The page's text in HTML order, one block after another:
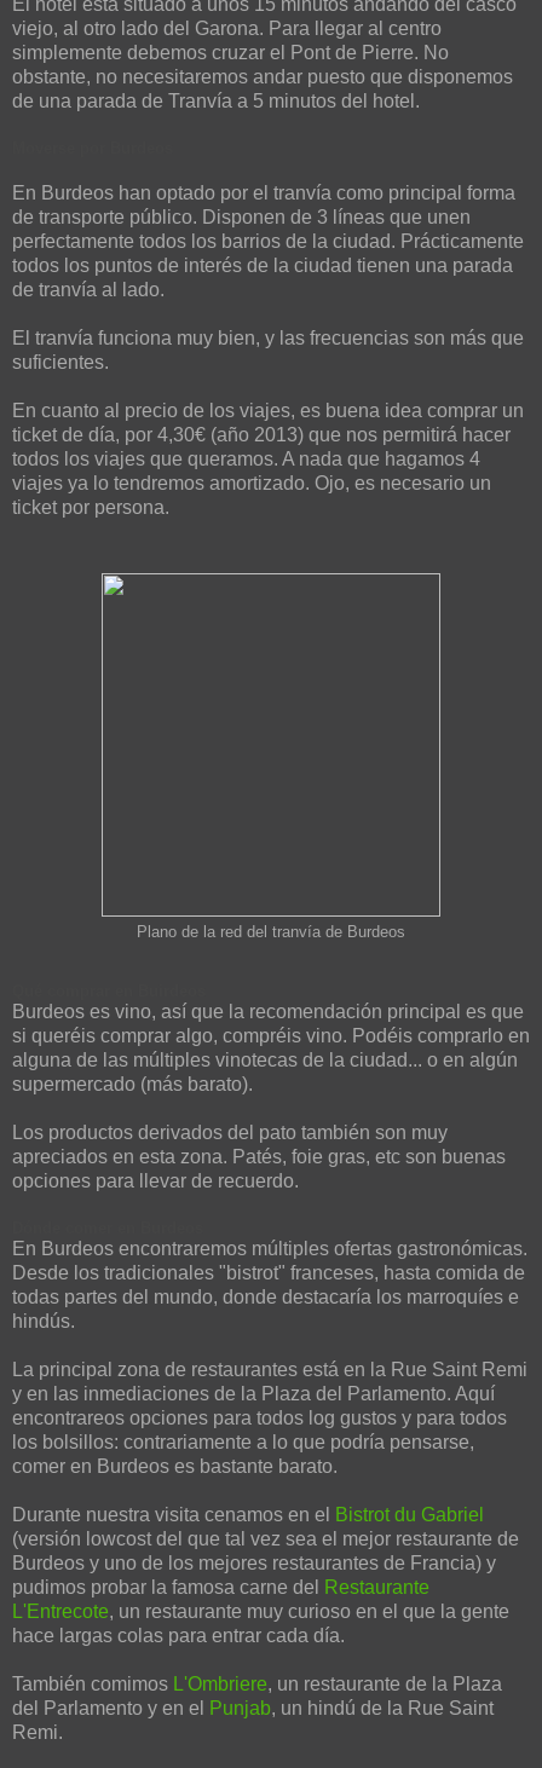
El hotel está situado a unos 15 minutos andando del casco
viejo, al otro lado del Garona. Para llegar al centro
simplemente debemos cruzar el Pont de Pierre. No
obstante, no necesitaremos andar puesto que disponemos
de una parada de Tranvía a 5 minutos del hotel.
En Burdeos han optado por el tranvía como principal forma
de transporte público. Disponen de 3 líneas que unen
perfectamente todos los barrios de la ciudad. Prácticamente
todos los puntos de interés de la ciudad tienen una parada
de tranvía al lado.
El tranvía funciona muy bien, y las frecuencias son más que
suficientes.
En cuanto al precio de los viajes, es buena idea comprar un
ticket de día, por 4,30€ (año 2013) que nos permitirá hacer
todos los viajes que queramos. A nada que hagamos 4
viajes ya lo tendremos amortizado. Ojo, es necesario un
ticket por persona.
Plano de la red del tranvía de Burdeos
Burdeos es vino, así que la recomendación principal es que
si queréis comprar algo, compréis vino. Podéis comprarlo en
alguna de las múltiples vinotecas de la ciudad... o en algún
supermercado (más barato).
Los productos derivados del pato también son muy
apreciados en esta zona. Patés, foie gras, etc son buenas
opciones para llevar de recuerdo.
En Burdeos encontraremos múltiples ofertas gastronómicas.
Desde los tradicionales "bistrot" franceses, hasta comida de
todas partes del mundo, donde destacaría los marroquíes e
hindús.
La principal zona de restaurantes está en la Rue Saint Remi
y en las inmediaciones de la Plaza del Parlamento. Aquí
encontrareos opciones para todos log gustos y para todos
los bolsillos: contrariamente a lo que podría pensarse,
comer en Burdeos es bastante barato.
Durante nuestra visita cenamos en el
Bistrot du Gabriel
(versión lowcost del que tal vez sea el mejor restaurante de
Burdeos y uno de los mejores restaurantes de Francia) y
pudimos probar la famosa carne del
Restaurante
L'Entrecote, un restaurante muy curioso en el que la gente
hace largas colas para entrar cada día.
También comimos L'Ombriere, un restaurante de la Plaza
del Parlamento y en el
Punjab, un hindú de la Rue Saint
Remi.